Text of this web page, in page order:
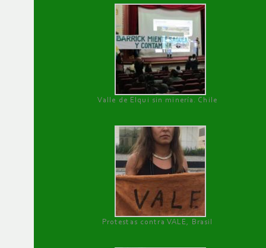
Valle de Elqui sin minería. Chile
Protestas contra VALE, Brasil